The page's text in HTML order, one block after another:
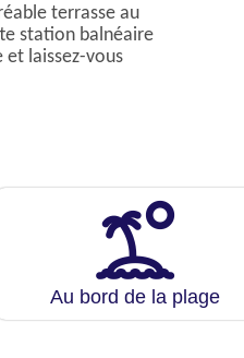
terrasse au
station balnéaire
et laissez-vous
Au bord de la plage